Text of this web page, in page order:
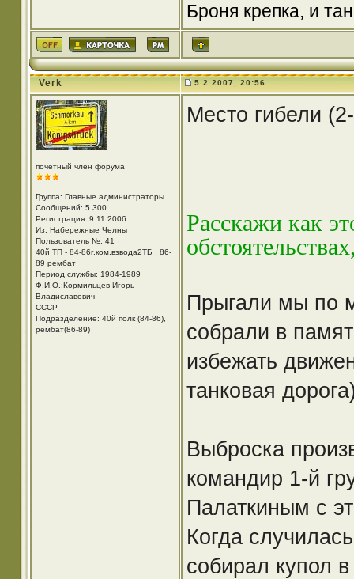
Броня крепка, и
Verk 5.2.2007, 20:56
почетный член форума
Группа: Главные администраторы
Сообщений: 5 300
Регистрация: 9.11.2006
Из: Набережные Челны
Пользователь №: 41
40й ТП - 84-86г,ком,взвода2ТБ , 86-
89 рембат
Период службы: 1984-1989
Ф.И.О.:Кормильцев Игорь
Владиславович
СССР
Подразделение: 40й полк (84-86),
рембат(86-89)
Место гибели
Расскажи как
Прыгали мы по
собрали в
избежать
танковая
Выброска
командир 1-й
Палаткиным с
Когда
собирал купол